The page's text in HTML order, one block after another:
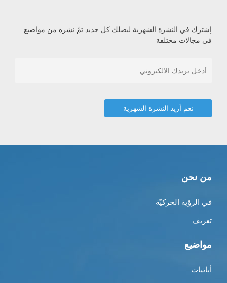
إشترك في النشرة الشهرية ليصلك كل جديد تمّ نشره من مواضيع
في مجالات مختلفة
من نحن
في الرؤية الحركيّة
تعريف
مواضيع
أبائيات